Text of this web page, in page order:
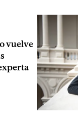
vuelve